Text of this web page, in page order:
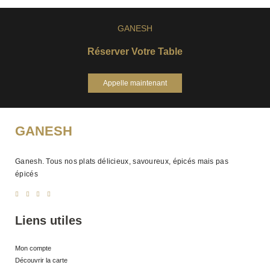
GANESH
Réserver Votre Table
Appelle maintenant
GANESH
Ganesh. Tous nos plats délicieux, savoureux, épicés mais pas
épicés
Liens utiles
Mon compte
Découvrir la carte